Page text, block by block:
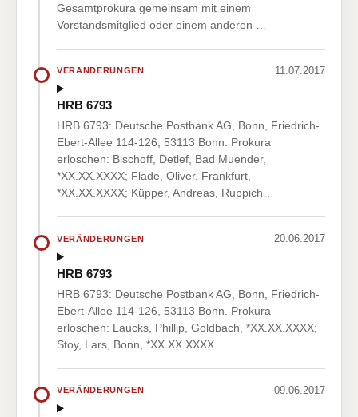
Gesamtprokura gemeinsam mit einem
Vorstandsmitglied oder einem anderen …
VERÄNDERUNGEN 11.07.2017
HRB 6793
HRB 6793: Deutsche Postbank AG, Bonn, Friedrich-
Ebert-Allee 114-126, 53113 Bonn. Prokura
erloschen: Bischoff, Detlef, Bad Muender,
*XX.XX.XXXX; Flade, Oliver, Frankfurt,
*XX.XX.XXXX; Küpper, Andreas, Ruppich…
VERÄNDERUNGEN 20.06.2017
HRB 6793
HRB 6793: Deutsche Postbank AG, Bonn, Friedrich-
Ebert-Allee 114-126, 53113 Bonn. Prokura
erloschen: Laucks, Phillip, Goldbach, *XX.XX.XXXX;
Stoy, Lars, Bonn, *XX.XX.XXXX.
VERÄNDERUNGEN 09.06.2017